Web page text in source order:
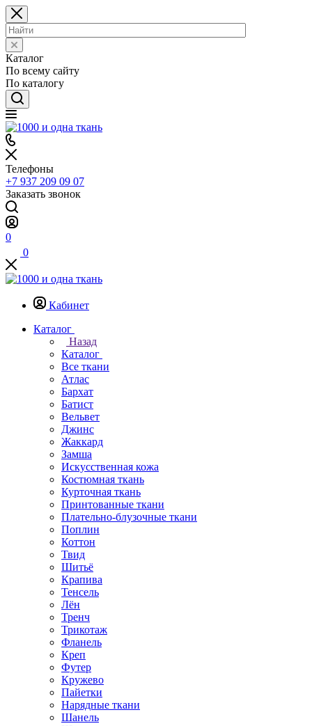
Каталог
По всему сайту
По каталогу
Телефоны
+7 937 209 09 07
Заказать звонок
0
0
Кабинет
Каталог
Назад
Каталог
Все ткани
Атлас
Бархат
Батист
Вельвет
Джинс
Жаккард
Замша
Искусственная кожа
Костюмная ткань
Курточная ткань
Принтованные ткани
Плательно-блузочные ткани
Поплин
Коттон
Твид
Шитьё
Крапива
Тенсель
Лён
Тренч
Трикотаж
Фланель
Креп
Футер
Кружево
Пайетки
Нарядные ткани
Шанель